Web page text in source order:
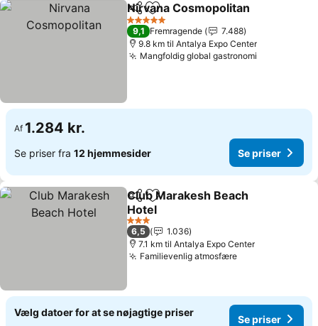
Del Føj til favoritter
Nirvana Cosmopolitan
5 Stjerner
9,1 Fremragende
7.488
9.8 km til Antalya Expo Center
Mangfoldig global gastronomi
Af 1.284 kr.
Se priser fra 12 hjemmesider Se priser
Del Føj til favoritter
Club Marakesh Beach
Hotel
3 Stjerner
6,5
1.036
7.1 km til Antalya Expo Center
Familievenlig atmosfære
Vælg datoer for at se nøjagtige priser
Se priser